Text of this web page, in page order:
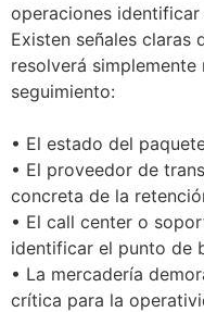
operaciones
Existen señales claras
resolverá
seguimiento:
• El estado del
• El proveedor de
concreta de la
• El call center o
identificar el punto de
• La mercadería
crítica para la